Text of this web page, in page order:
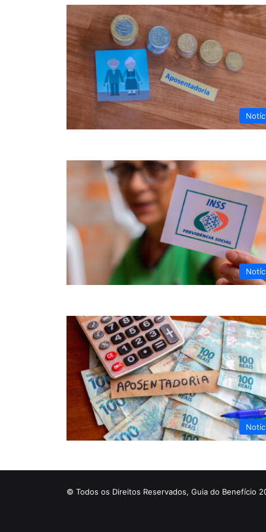
© Todos os Direitos Reservados, Guia do Benefício